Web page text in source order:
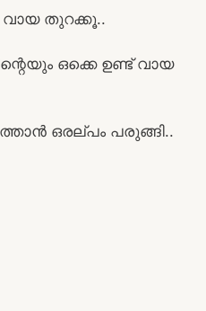
തുറക്കൂ..
ഒക്കെ ഉണ്ട് വായ
ഒരല്പം പരുങ്ങി..